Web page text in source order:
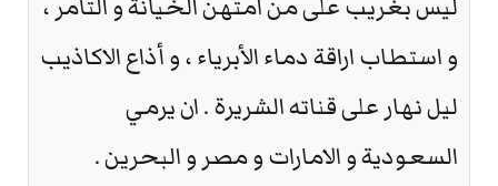
و استطاب اراقة دماء الأبرياء ، و أذاع الاكاذيب
ليل نهار على قناته الشريرة . ان يرمي
السعودية و الامارات و مصر و البحرين .